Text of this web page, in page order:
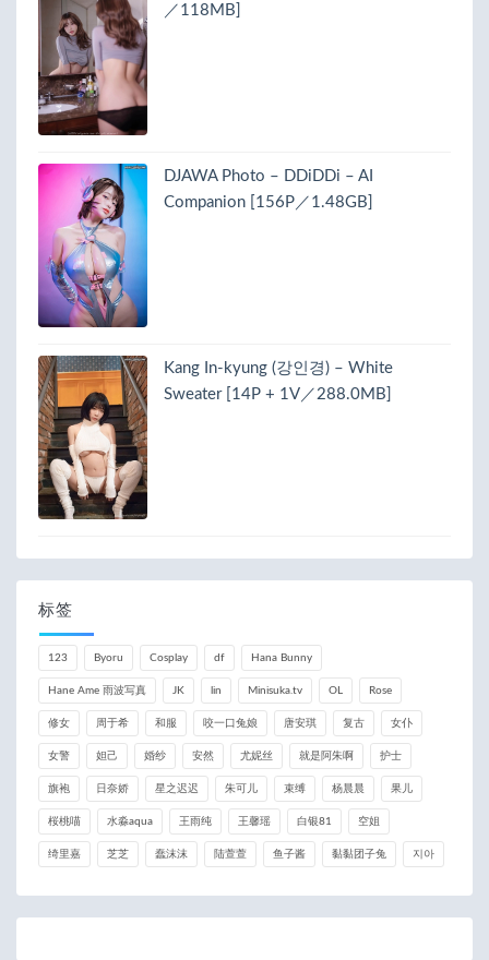
／118MB]
DJAWA Photo – DDiDDi – AI
Companion [156P／1.48GB]
Kang In-kyung (강인경) – White
Sweater [14P + 1V／288.0MB]
标签
123 Byoru Cosplay df Hana Bunny
Hane Ame 雨波写真 JK lin Minisuka.tv OL Rose
修女 周于希 和服 咬一口兔娘 唐安琪 复古 女仆
女警 妲己 婚纱 安然 尤妮丝 就是阿朱啊 护士
旗袍 日奈娇 星之迟迟 朱可儿 束缚 杨晨晨 果儿
桜桃喵 水淼aqua 王雨纯 王馨瑶 白银81 空姐
绮里嘉 芝芝 蠢沫沫 陆萱萱 鱼子酱 黏黏团子兔 지아